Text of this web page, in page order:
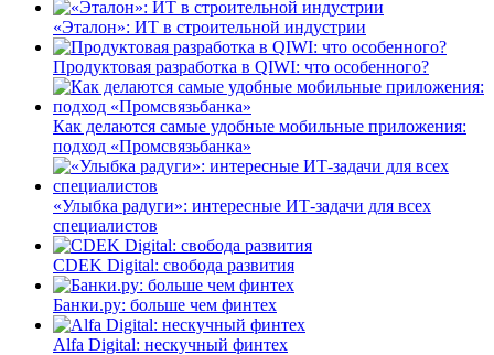
«Эталон»: ИТ в строительной индустрии
Продуктовая разработка в QIWI: что особенного?
Как делаются самые удобные мобильные приложения:
подход «Промсвязьбанка»
«Улыбка радуги»: интересные ИТ-задачи для всех
специалистов
CDEK Digital: свобода развития
Банки.ру: больше чем финтех
Alfa Digital: нескучный финтех